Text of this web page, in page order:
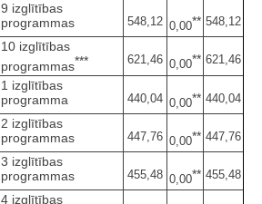
9 izglītības
programmas
548,12 0,00** 548,12
10 izglītības
programmas*** 621,46 0,00** 621,46
1 izglītības
programma
440,04 0,00** 440,04
2 izglītības
programmas
447,76 0,00** 447,76
3 izglītības
programmas
455,48 0,00** 455,48
4 izglītības